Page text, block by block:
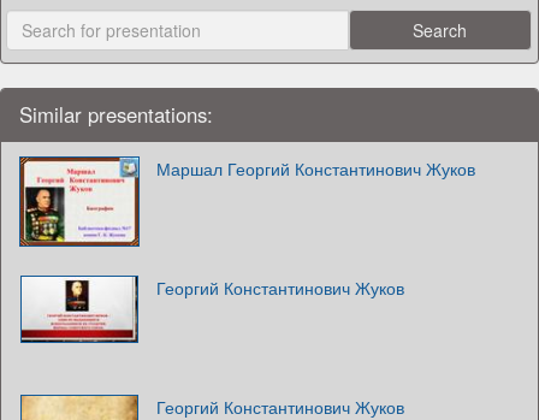
Similar presentations:
Маршал Георгий Константинович Жуков
Георгий Константинович Жуков
Георгий Константинович Жуков